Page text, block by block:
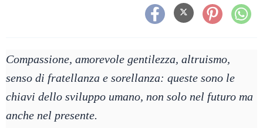
Compassione, amorevole gentilezza, altruismo,
senso di fratellanza e sorellanza: queste sono le
chiavi dello sviluppo umano, non solo nel futuro ma
anche nel presente.